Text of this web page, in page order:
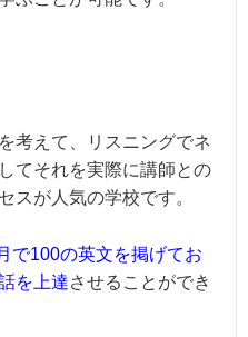
考えて、リスニングでネ
てそれを実際に講師との
スが人気の学校です。
で100の英文を掲げてお
を上達させることができ